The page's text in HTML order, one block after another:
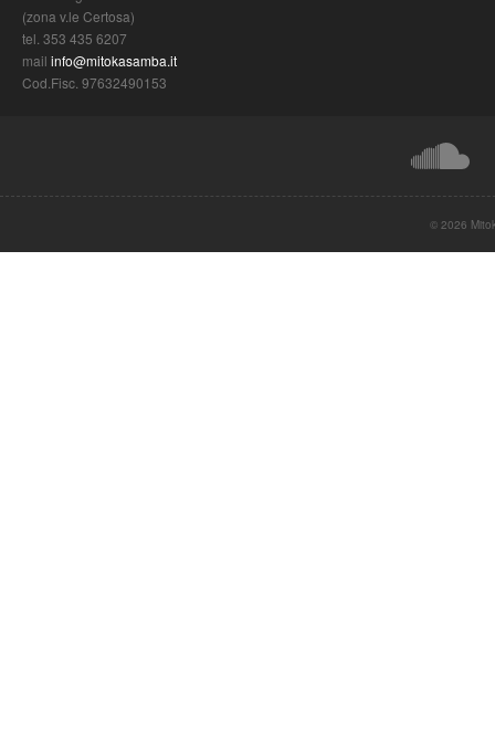
(zona v.le Certosa)
tel. 353 435 6207
mail info@mitokasamba.it
Cod.Fisc. 97632490153
© 2026